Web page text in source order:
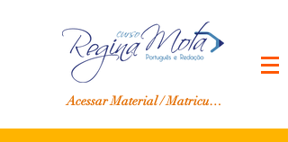
Acessar Material / Matricular-se